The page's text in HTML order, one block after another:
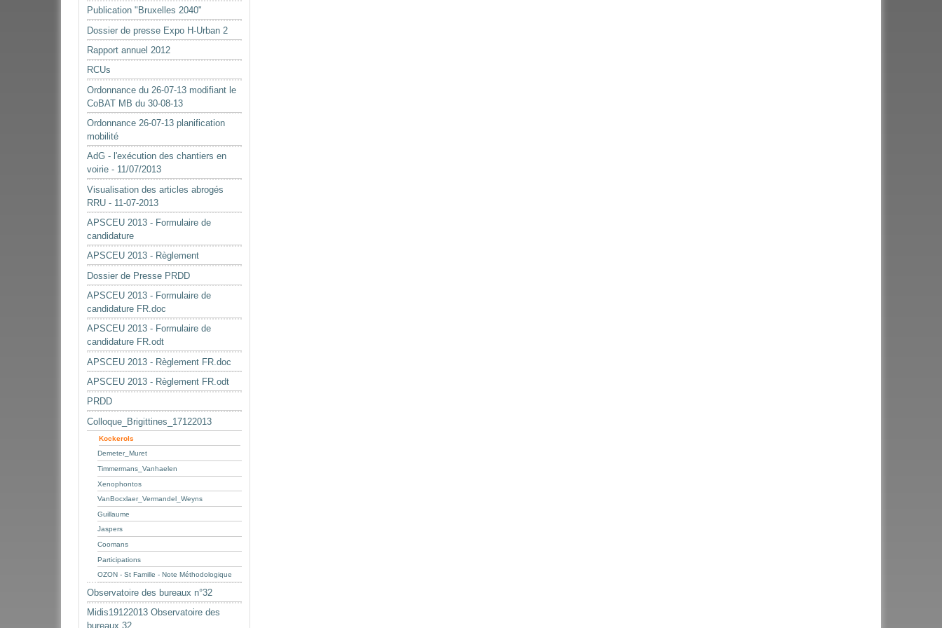
Publication "Bruxelles 2040"
Dossier de presse Expo H-Urban 2
Rapport annuel 2012
RCUs
Ordonnance du 26-07-13 modifiant le
CoBAT MB du 30-08-13
Ordonnance 26-07-13 planification
mobilité
AdG - l'exécution des chantiers en
voirie - 11/07/2013
Visualisation des articles abrogés
RRU - 11-07-2013
APSCEU 2013 - Formulaire de
candidature
APSCEU 2013 - Règlement
Dossier de Presse PRDD
APSCEU 2013 - Formulaire de
candidature FR.doc
APSCEU 2013 - Formulaire de
candidature FR.odt
APSCEU 2013 - Règlement FR.doc
APSCEU 2013 - Règlement FR.odt
PRDD
Colloque_Brigittines_17122013
Kockerols
Demeter_Muret
Timmermans_Vanhaelen
Xenophontos
VanBocxlaer_Vermandel_Weyns
Guillaume
Jaspers
Coomans
Participations
OZON - St Famille - Note Méthodologique
Observatoire des bureaux n°32
Midis19122013 Observatoire des
bureaux 32